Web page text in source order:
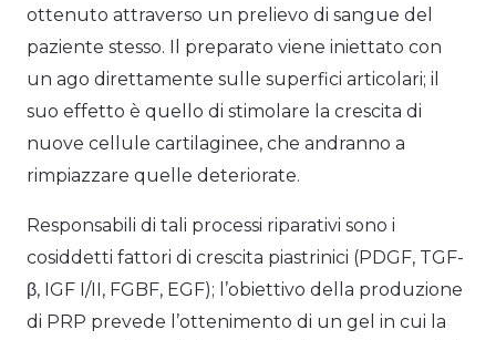
ottenuto attraverso un prelievo di sangue del
paziente stesso. Il preparato viene iniettato con
un ago direttamente sulle superfici articolari; il
suo effetto è quello di stimolare la crescita di
nuove cellule cartilaginee, che andranno a
rimpiazzare quelle deteriorate.
Responsabili di tali processi riparativi sono i
cosiddetti fattori di crescita piastrinici (PDGF, TGF-
β, IGF I/II, FGBF, EGF); l’obiettivo della produzione
di PRP prevede l’ottenimento di un gel in cui la